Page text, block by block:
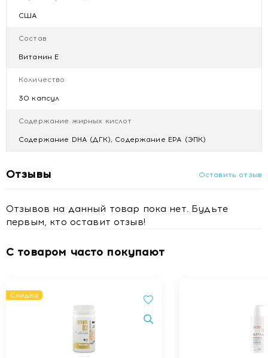
Противопоказания
Условия хранения
температуре не выше +25 °С.
После вскрытия упаковки хранить в прохладном месте.
США
Состав
Витамин Е
Количество
30 капсул
Содержание жирных кислот
Содержание DHA (ДГК), Содержание EPA (ЭПК)
Отзывы Оставить отзыв
Отзывов на данный товар пока нет. Будьте
первым, кто оставит отзыв!
С товаром часто покупают
Скидка